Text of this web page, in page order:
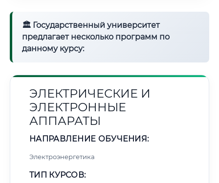
🏛 Государственный университет
предлагает несколько программ по
данному курсу:
ЭЛЕКТРИЧЕСКИЕ И
ЭЛЕКТРОННЫЕ
АППАРАТЫ
НАПРАВЛЕНИЕ ОБУЧЕНИЯ:
Электроэнергетика
ТИП КУРСОВ: